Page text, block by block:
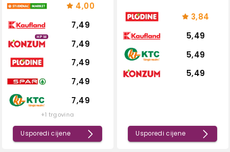
4,00
7,49
HPM
7,49
7,49
7,49
7,49
+1 trgovina
Usporedi cijene
3,84
5,49
5,49
5,49
Usporedi cijene